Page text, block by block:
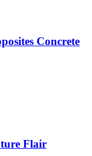
Concrete
Flair